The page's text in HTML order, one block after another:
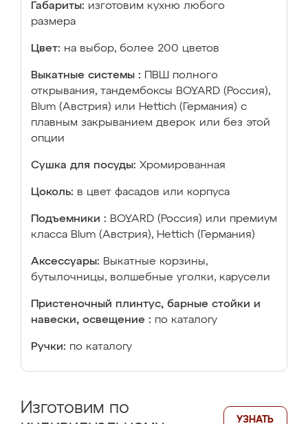
Габариты: изготовим кухню любого
размера
Цвет: на выбор, более 200 цветов
Выкатные системы :
ПВШ полного
открывания, тандембоксы BOYARD (Россия),
Blum (Австрия) или Hettich (Германия) с
плавным закрыванием дверок или без этой
опции
Сушка для посуды: Хромированная
Цоколь: в цвет фасадов или корпуса
Подъемники : BOYARD (Россия) или премиум
класса Blum (Австрия), Hettich (Германия)
Аксессуары: Выкатные корзины,
бутылочницы, волшебные уголки, карусели
Пристеночный плинтус, барные стойки и
навески, освещение : по каталогу
Ручки: по каталогу
Изготовим по
УЗНАТЬ